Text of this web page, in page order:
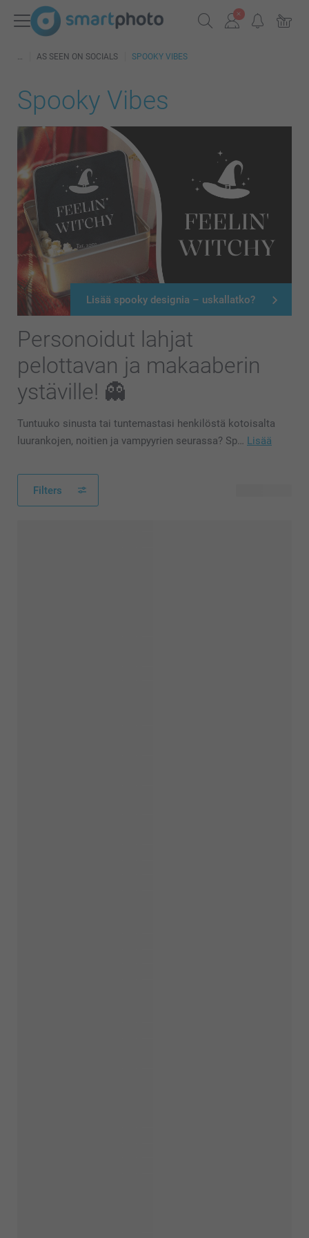
AS SEEN ON SOCIALS SPOOKY VIBES
Spooky Vibes
Personoidut lahjat
pelottavan ja makaaberin
ystäville! 👻
Tuntuuko sinusta tai tuntemastasi henkilöstä kotoisalta
luurankojen, noitien ja vampyyrien seurassa? Sp… Lisää
Lisää spooky designia – uskallatko?
Filters